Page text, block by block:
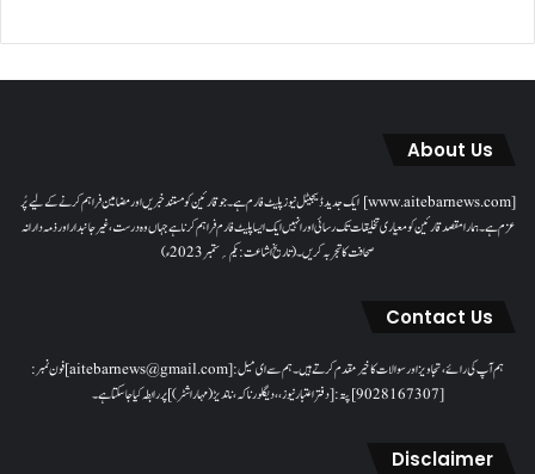
About Us
[www.aitebarnews.com] ایک جدید ڈیجیٹل نیوز پلیٹ فارم ہے۔ جو قارئین کو مستند خبریں اور مضامین فراہم کرنے کے لیے پُر
عزم ہے۔ ہمارا مقصدقارئین کو معیاری تخلیقات تک رسائی اور انہیں ایک ایسا پلیٹ فارم فراہم کرنا ہے جہاں وہ درست، غیر جانبدار اور ذمہ دارانہ
صحافت کا تجربہ کریں۔( تاریخ اشاعت : یکم؍ ستمبر 2023ء)
Contact Us
ہم آپ کی رائے، تجاویز اور سوالات کا خیرمقدم کرتے ہیں۔ ہم سےای میل: [aitebarnews@gmail.com]فون نمبر:
[9028167307]پتہ: [دفتر اعتبار نیوز، ، دیگلور ناکہ، ناندیڑ(مہاراشٹر) ] پر رابطہ کیا جاسکتا ہے۔
Disclaimer